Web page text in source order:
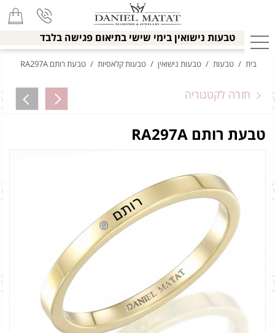
טבעות נישואין בימי שישי בתיאום פגישה בלבד
בית / טבעות / טבעות נישואין / טבעות קלאסיות / טבעת רותם RA297A
חזרה לקטגוריה
טבעת רותם RA297A